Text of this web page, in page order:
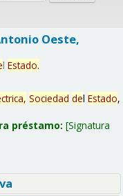
Oeste,
l Estado.
Sociedad del Estado,
préstamo: Signatura